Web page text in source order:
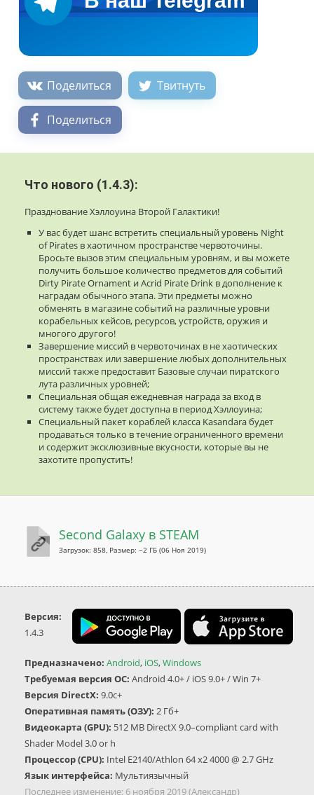
Поделиться Твитнуть
Поделиться
Что нового (1.4.3):
Празднование Хэллоуина Второй Галактики!
У вас будет шанс встретить специальный уровень Night
of Pirates в хаотичном пространстве червоточины.
Бросьте вызов этим специальным уровням, и вы можете
получить большое количество предметов для событий
Dirty Pirate Ornament и Acrid Pirate Drink в дополнение к
наградам обычного этапа. Эти предметы можно
обменять в магазине событий на различные уровни
корабельных кейсов, ресурсов, устройств, оружия и
многого другого!
Завершение миссий в червоточинах в не хаотических
пространствах или завершение любых дополнительных
миссий также предоставит Базовые случаи пиратского
лута различных уровней;
Специальная общая ежедневная награда за вход в
систему также будет доступна в период Хэллоуина;
Специальный пакет кораблей класса Kasandara будет
продаваться только в течение ограниченного времени
и содержит эксклюзивные вкусности, которые вы не
захотите пропустить!
Second Galaxy в STEAM
Загрузок: 858, Размер: ~2 ГБ (06 Ноя 2019)
Версия:
1.4.3
Предназначено: Android, iOS,Windows
Требуемая версия ОС: Android 4.0+ / iOS 9.0+ / Win 7+
Версия DirectX: 9.0c+
Оперативная память (ОЗУ): 2 Гб+
Видеокарта (GPU): 512 MB DirectX 9.0–compliant card with
Shader Model 3.0 or h
Процессор (CPU): Intel E2140/Athlon 64 x2 4000 @ 2.7 GHz
Язык интерфейса: Мультиязычный
Последнее изменение: 6 ноября 2019(Александр)